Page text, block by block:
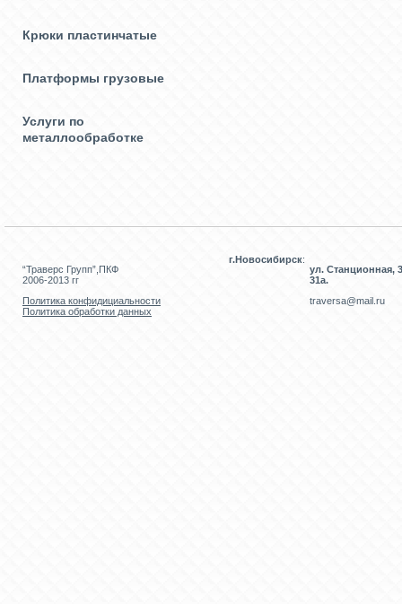
Крюки пластинчатые
Платформы грузовые
Услуги по
металлообработке
“Траверс Групп”,ПКФ
2006-2013 гг
Политика конфидициальности
Политика обработки данных
г.Новосибирск:
ул. Станционная,
31а.
traversa@mail.ru